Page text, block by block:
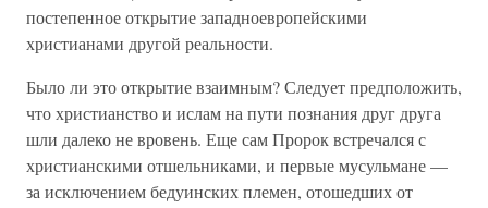
постепенное открытие западноевропейскими
христианами другой реальности.
Было ли это открытие взаимным? Следует предположить,
что христианство и ислам на пути познания друг друга
шли далеко не вровень. Еще сам Пророк встречался с
христианскими отшельниками, и первые мусульмане —
за исключением бедуинских племен, отошедших от